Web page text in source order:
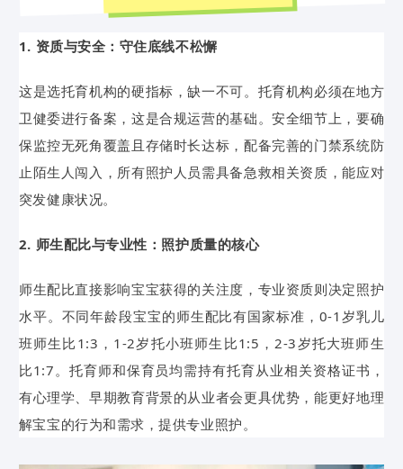
1. 资质与安全：守住底线不松懈
这是选托育机构的硬指标，缺一不可。托育机构必须在地方
卫健委进行备案，这是合规运营的基础。安全细节上，要确
保监控无死角覆盖且存储时长达标，配备完善的门禁系统防
止陌生人闯入，所有照护人员需具备急救相关资质，能应对
突发健康状况。
2. 师生配比与专业性：照护质量的核心
师生配比直接影响宝宝获得的关注度，专业资质则决定照护
水平。不同年龄段宝宝的师生配比有国家标准，0-1岁乳儿
班师生比1:3，1-2岁托小班师生比1:5，2-3岁托大班师生
比1:7。托育师和保育员均需持有托育从业相关资格证书，
有心理学、早期教育背景的从业者会更具优势，能更好地理
解宝宝的行为和需求，提供专业照护。